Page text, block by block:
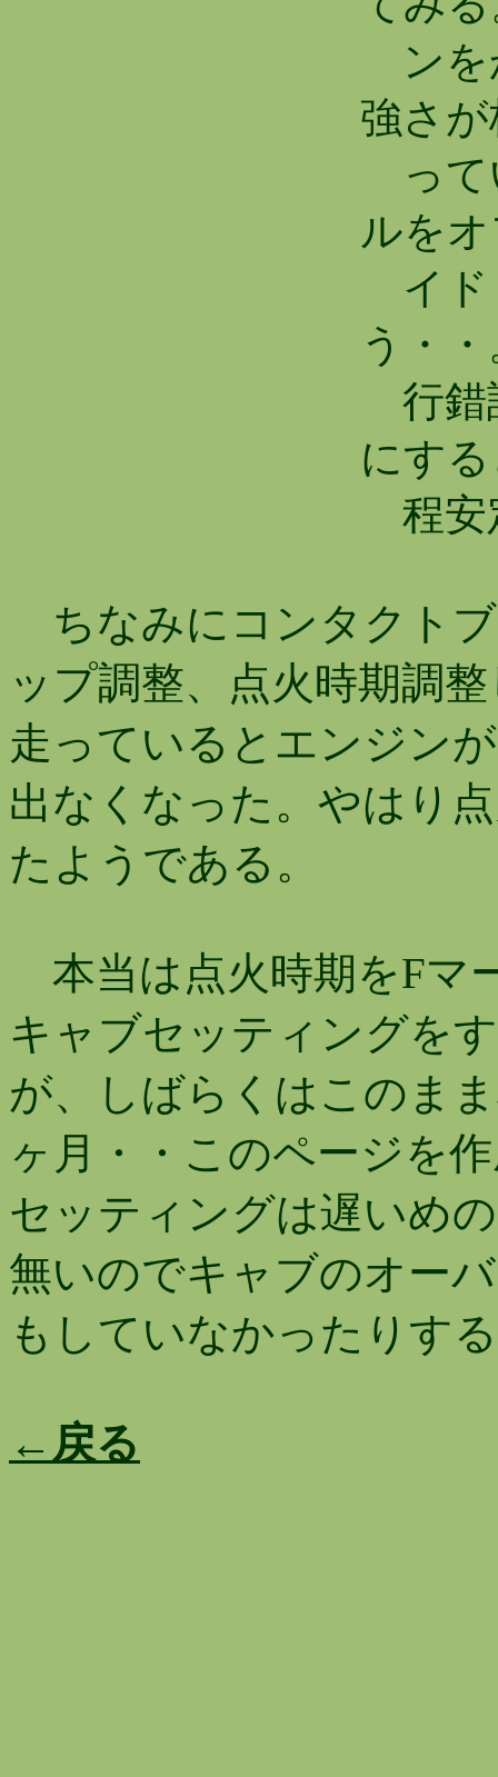
ンを
強さ
って
ルを
イド
う・
行錯
にす
程
ちなみにコンタクト
ップ調整、点火時期調
走っているとエンジン
出なくなった。やはり
たようである。
本当は点火時期をFマ
キャブセッティングを
が、しばらくはこのま
ヶ月・・このページを
セッティングは遅いめ
無いのでキャブのオー
もしていなかったりす
←戻る